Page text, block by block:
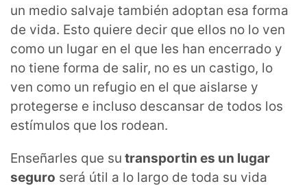
un medio salvaje también adoptan esa forma
de vida. Esto quiere decir que ellos no lo ven
como un lugar en el que les han encerrado y
no tiene forma de salir, no es un castigo, lo
ven como un refugio en el que aislarse y
protegerse e incluso descansar de todos los
estímulos que los rodean.
Enseñarles que su transportin es un lugar
seguro será útil a lo largo de toda su vida